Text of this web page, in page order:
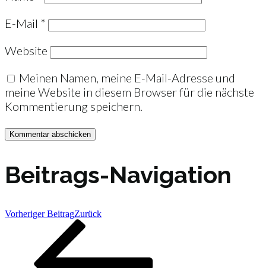
E-Mail *
Website
Meinen Namen, meine E-Mail-Adresse und
meine Website in diesem Browser für die nächste
Kommentierung speichern.
Beitrags-Navigation
Vorheriger BeitragZurück